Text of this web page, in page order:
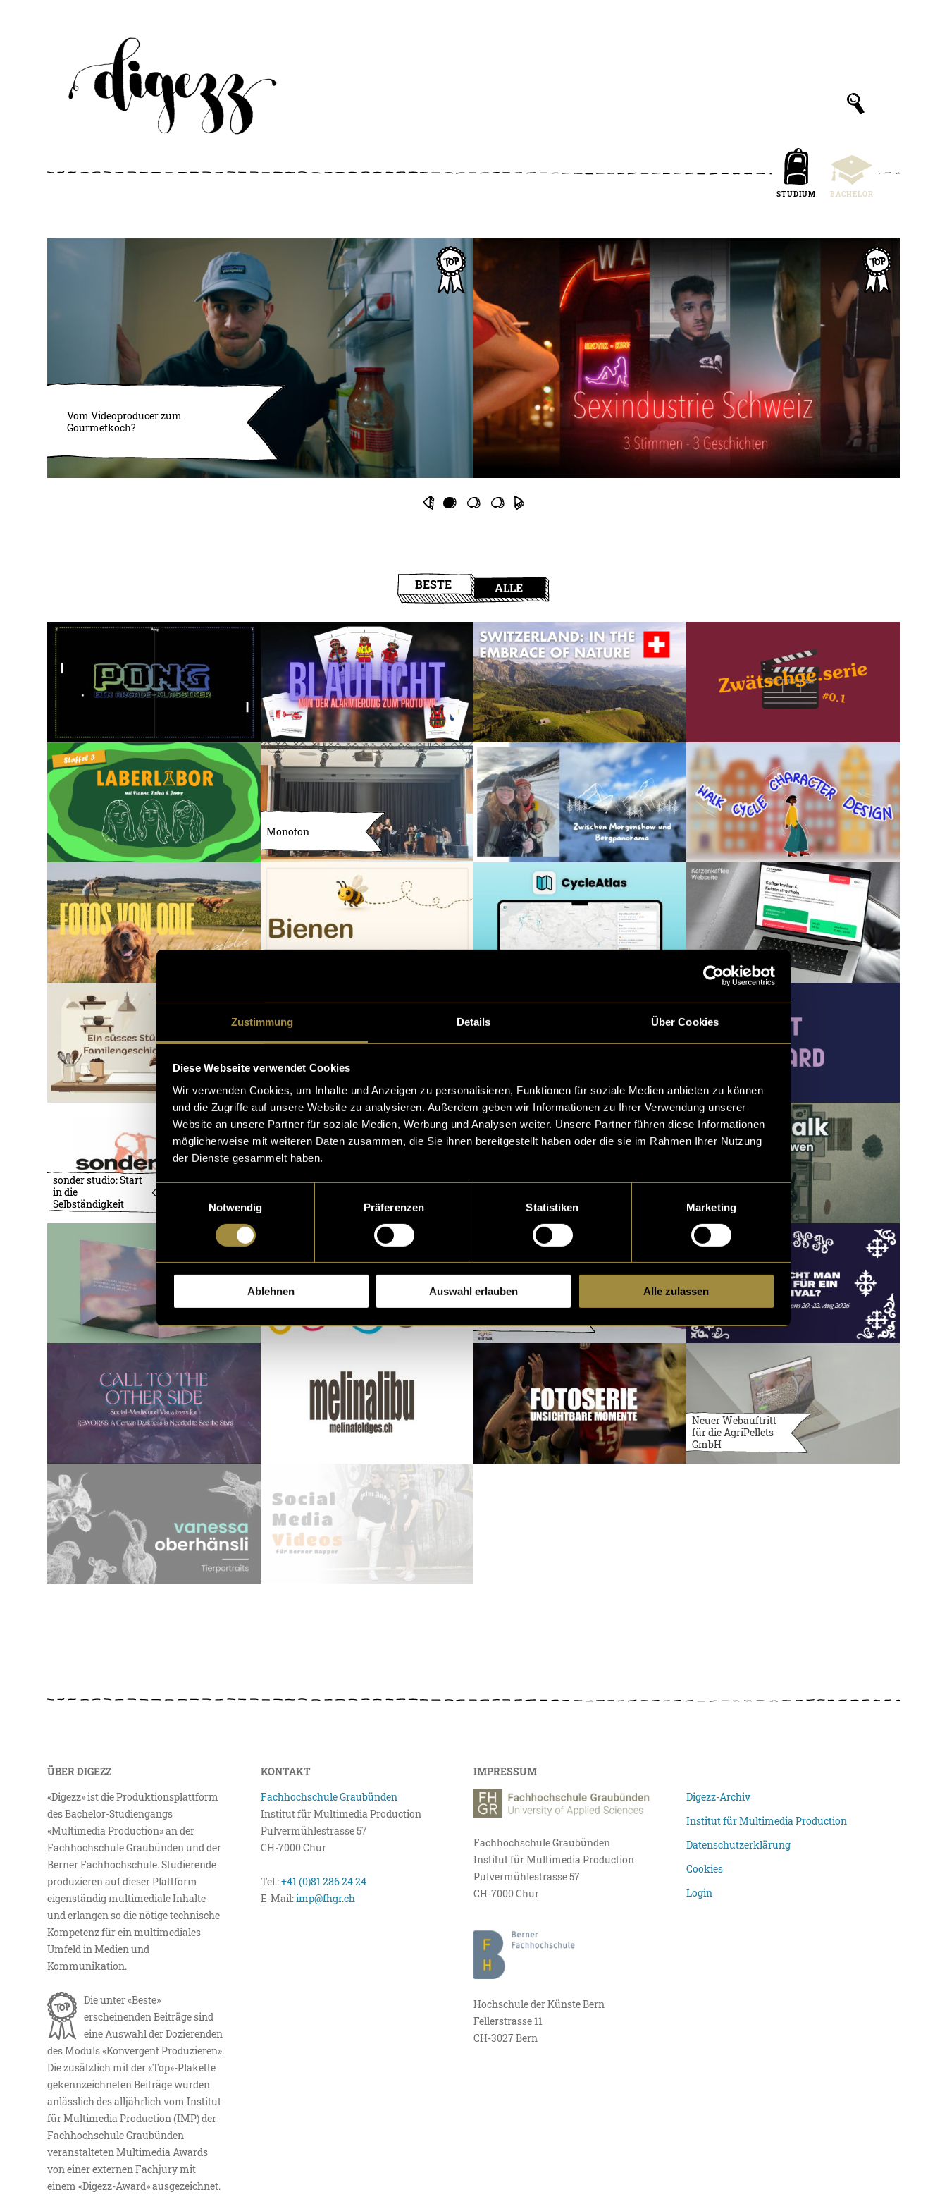
Zustimmung Details Über Cookies
Diese Webseite verwendet Cookies
Wir verwenden Cookies, um Inhalte und Anzeigen zu personalisieren, Funktionen für soziale Medien anbieten zu können
und die Zugriffe auf unsere Website zu analysieren. Außerdem geben wir Informationen zu Ihrer Verwendung unserer
Website an unsere Partner für soziale Medien, Werbung und Analysen weiter. Unsere Partner führen diese Informationen
möglicherweise mit weiteren Daten zusammen, die Sie ihnen bereitgestellt haben oder die sie im Rahmen Ihrer Nutzung
der Dienste gesammelt haben.
Einwilligungsauswahl
Notwendig
Präferenzen Statistiken Marketing
Ablehnen Auswahl erlauben Alle zulassen
STUDIUM BACHELOR
Vom Videoproducer zum
Gourmetkoch?
BESTE ALLE
Monoton
Sieben Sekunden
sonder studio: Start
in die
Selbständigkeit
Multitalk Volume 2
Neuer Webauftritt
für die AgriPellets
GmbH
ÜBER DIGEZZ
«Digezz» ist die Produktionsplattform
des Bachelor-Studiengangs
«Multimedia Production» an der
Fachhochschule Graubünden und der
Berner Fachhochschule. Studierende
produzieren auf dieser Plattform
eigenständig multimediale Inhalte
und erlangen so die nötige technische
Kompetenz für ein multimediales
Umfeld in Medien und
Kommunikation.
Die unter «Beste»
erscheinenden Beiträge sind
eine Auswahl der Dozierenden
des Moduls «Konvergent Produzieren».
Die zusätzlich mit der «Top»-Plakette
gekennzeichneten Beiträge wurden
anlässlich des alljährlich vom Institut
für Multimedia Production (IMP) der
Fachhochschule Graubünden
veranstalteten Multimedia Awards
von einer externen Fachjury mit
einem «Digezz-Award» ausgezeichnet.
KONTAKT
Fachhochschule Graubünden
Institut für Multimedia Production
Pulvermühlestrasse 57
CH-7000 Chur
Tel.:+41 (0)81 286 24 24
E-Mail:imp@fhgr.ch
IMPRESSUM
Fachhochschule Graubünden
Institut für Multimedia Production
Pulvermühlestrasse 57
CH-7000 Chur
Hochschule der Künste Bern
Fellerstrasse 11
CH-3027 Bern
Digezz-Archiv
Institut für Multimedia Production
Datenschutzerklärung
Cookies
Login